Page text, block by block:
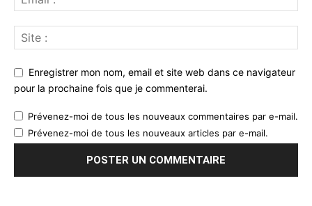
Enregistrer mon nom, email et site web dans ce navigateur
pour la prochaine fois que je commenterai.
Prévenez-moi de tous les nouveaux commentaires par e-mail.
Prévenez-moi de tous les nouveaux articles par e-mail.